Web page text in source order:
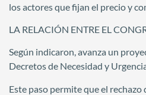
los actores que fijan el precio y
LA RELACIÓN ENTRE EL
Según indicaron, avanza un
Decretos de Necesidad y
Este paso permite que el